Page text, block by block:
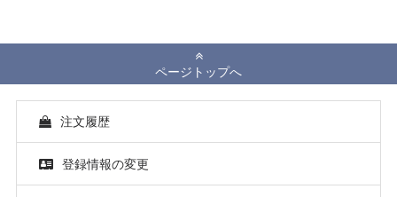
ページトップへ
注文履歴
登録情報の変更